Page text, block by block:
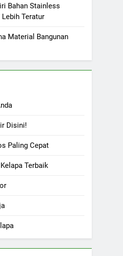
Bahan Stainless
Teratur
Material Bangunan
Disini!
Paling Cepat
Terbaik